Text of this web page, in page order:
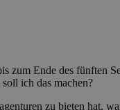
zum Ende des fünften
ich das machen?
zu bieten hat,